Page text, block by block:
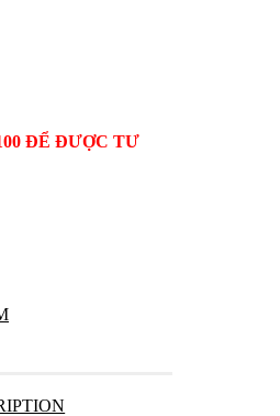
ĐỂ ĐƯỢC TƯ